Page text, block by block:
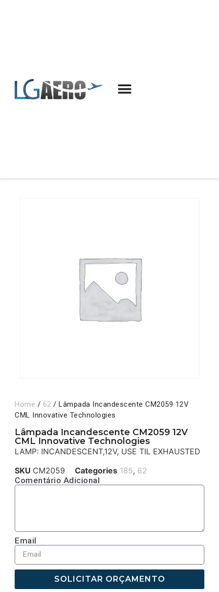
Home / 62 / Lâmpada Incandescente CM2059 12V
CML Innovative Technologies
Lâmpada Incandescente CM2059 12V
CML Innovative Technologies
LAMP: INCANDESCENT,12V, USE TIL EXHAUSTED
SKU CM2059 Categories 185, 62
Comentário Adicional
Email
SOLICITAR ORÇAMENTO